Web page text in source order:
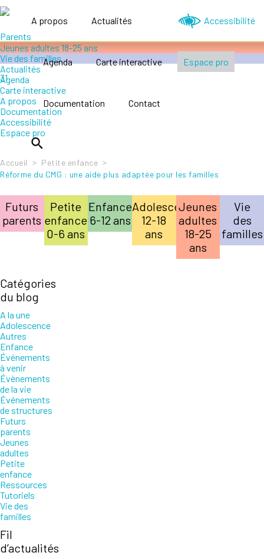
A propos Actualités
Agenda Carte interactive
Documentation Contact
Accessibilité
Espace pro
Accompagner le handicap
Petite enfance 0-6 ans
Enfance 6-12 ans
Adolescence 12-18 ans
Jeunes adultes 18-25 ans
Vie des familles
Actualités
Agenda
Carte interactive
A propos
Documentation
Accessibilité
Espace pro
Accueil > Petite enfance >
Réforme du CMG : une aide plus adaptée pour les familles
Futurs
parents
Petite
enfance
0-6 ans
Enfance
6-12 ans
Adolescence
12-18
ans
Jeunes
adultes
18-25
ans
Vie
des
familles
Catégories
du blog
A la une
Adolescence
Autres
Enfance
Événements
à venir
Évènements
de la vie
Événements
de structures
Futurs
parents
Jeunes
adultes
Petite
enfance
Ressources
Tutoriels
Vie des
familles
Fil
d’actualités